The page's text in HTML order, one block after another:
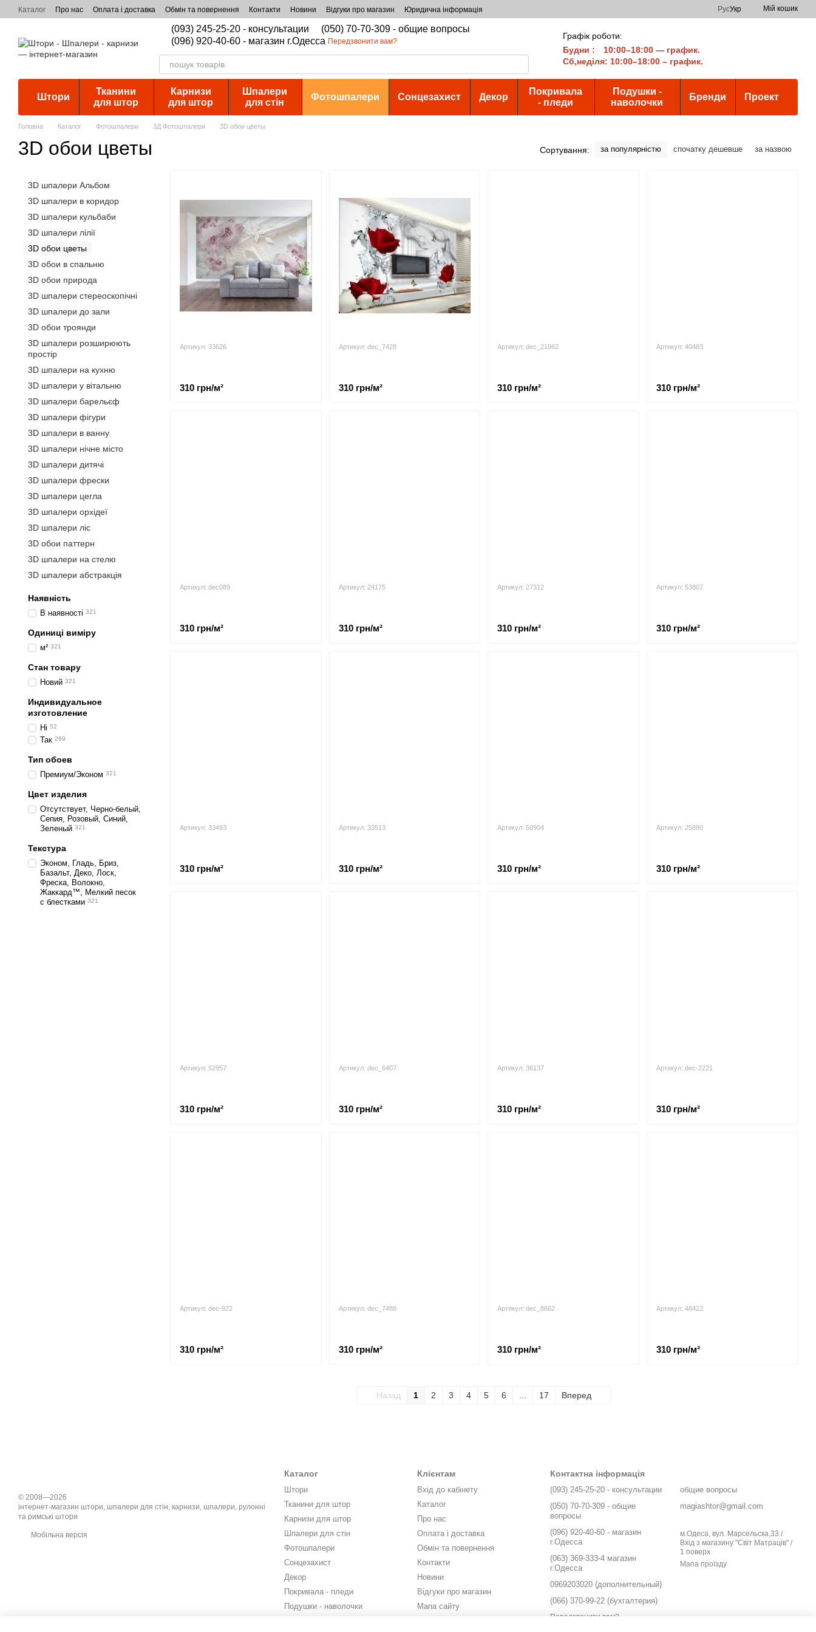
Перейти к основному контенту
Каталог Про нас Оплата і доставка Обмін та повернення Контакти Новини Відгуки про магазин Юридична інформація РусУкр Мій кошик
(093) 245-25-20 - консультации
(050) 70-70-309 - общие вопросы
(096) 920-40-60 - магазин г.Одесса Передзвонити вам?
Графік роботи:
Будни :
10:00–18:00 — график.
Сб,неділя: 10:00–18:00 – график.
Штори
Тканини
для штор
Карнизи
для штор
Шпалери
для стін
Фотошпалери Сонцезахист Декор
Покривала
- пледи
Подушки -
наволочки
Бренди Проект
Головна Каталог Фотошпалери 3Д Фотошпалери 3D обои цветы
3D обои цветы Сортування: за популярністю спочатку дешевше за назвою
Артикул: 33626
310 грн/м²
Артикул: dec_7428
310 грн/м²
Артикул: dec_21962
310 грн/м²
Артикул: 40483
310 грн/м²
Артикул: dec089
310 грн/м²
Артикул: 24175
310 грн/м²
Артикул: 27312
310 грн/м²
Артикул: 53807
310 грн/м²
Артикул: 33493
310 грн/м²
Артикул: 33513
310 грн/м²
Артикул: 50904
310 грн/м²
Артикул: 25880
310 грн/м²
Артикул: 52957
310 грн/м²
Артикул: dec_6407
310 грн/м²
Артикул: 36137
310 грн/м²
Артикул: dec-2221
310 грн/м²
Артикул: dec-922
310 грн/м²
Артикул: dec_7488
310 грн/м²
Артикул: dec_8662
310 грн/м²
Артикул: 48422
310 грн/м²
Назад 1 2 3 4 5 6 17 Вперед
3D шпалери Альбом
3D шпалери в коридор
3D шпалери кульбаби
3D шпалери лілії
3D обои цветы
3D обои в спальню
3D обои природа
3D шпалери стереоскопічні
3D шпалери до зали
3D обои троянди
3D шпалери розширюють
простір
3D шпалери на кухню
3D шпалери у вітальню
3D шпалери барельєф
3D шпалери фігури
3D шпалери в ванну
3D шпалери нічне місто
3D шпалери дитячі
3D шпалери фрески
3D шпалери цегла
3D шпалери орхідеї
3D шпалери ліс
3D обои паттерн
3D шпалери на стелю
3D шпалери абстракція
Наявність
В наявності 321
Одиниці виміру
м² 321
Стан товару
Новий 321
Индивидуальное
изготовление
Ні 52
Так 269
Тип обоев
Премиум/Эконом 321
Цвет изделия
Отсутствует, Черно-белый,
Сепия, Розовый, Синий,
Зеленый 321
Текстура
Эконом, Гладь, Бриз,
Базальт, Деко, Лоск,
Фреска, Волокно,
Жаккард™, Мелкий песок
с блестками 321
© 2008—2026
інтернет-магазин штори, шпалери для стін, карнизи, шпалери, рулонні
та римські штори
Мобільна версія
Каталог
Штори
Тканини для штор
Карнизи для штор
Шпалери для стін
Фотошпалери
Сонцезахист
Декор
Покривала - пледи
Подушки - наволочки
Клієнтам
Вхід до кабінету
Каталог
Про нас
Оплата і доставка
Обмін та повернення
Контакти
Новини
Відгуки про магазин
Мапа сайту
Контактна інформація
(093) 245-25-20 - консультации
(050) 70-70-309 - общие
вопросы
(096) 920-40-60 - магазин
г.Одесса
(063) 369-333-4 магазин
г.Одесса
0969203020 (дополнительный)
(066) 370-99-22 (бухгалтерия)
Передзвонити вам?
общие вопросы
magiashtor@gmail.com
м.Одеса, вул. Марсельска,33 /
Вхід з магазину "Світ Матраців" /
1 поверх
Мапа проїзду